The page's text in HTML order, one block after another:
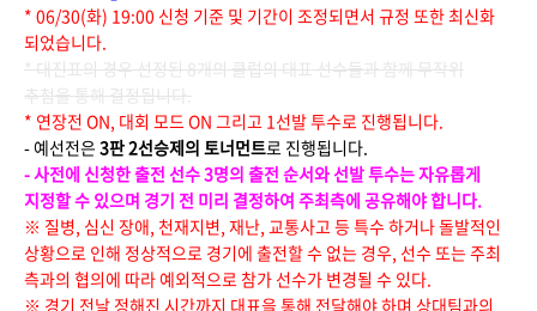
* 06/30(화) 19:00 신청 기준 및 기간이 조정되면서 규정 또한 최신화
되었습니다.
* 대진표의 경우 선정된 8개의 클럽의 대표 선수들과 함께 무작위
추첨을 통해 결정됩니다.
* 연장전 ON, 대회 모드 ON 그리고 1선발 투수로 진행됩니다.
- 예선전은 3판 2선승제의 토너먼트로 진행됩니다.
- 사전에 신청한 출전 선수 3명의 출전 순서와 선발 투수는 자유롭게
지정할 수 있으며 경기 전 미리 결정하여 주최측에 공유해야 합니다.
※ 질병, 심신 장애, 천재지변, 재난, 교통사고 등 특수 하거나 돌발적인
상황으로 인해 정상적으로 경기에 출전할 수 없는 경우, 선수 또는 주최
측과의 협의에 따라 예외적으로 참가 선수가 변경될 수 있다.
※ 경기 전날 정해진 시간까지 대표을 통해 전달해야 하며 상대팀과의